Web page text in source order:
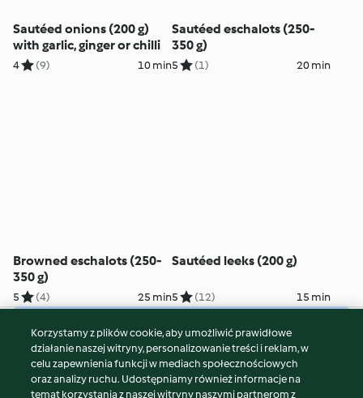
Sautéed onions (200 g)
with garlic, ginger or chilli
4 (9) 10 min
Sautéed eschalots (250-
350 g)
5 (1) 20 min
Browned eschalots (250-
350 g)
5 (4) 25 min
Sautéed leeks (200 g)
5 (12) 15 min
© Copyright 2026
Warunki korzystania
Polityka prywatności
Korzystamy z plików cookie, aby umożliwić prawidłowe
działanie naszej witryny, personalizowanie treści i reklam, w
celu zapewnienia funkcji w mediach społecznościowych
oraz analizy ruchu. Udostępniamy również informacje na
temat korzystania z naszej witryny naszymi partnerom z